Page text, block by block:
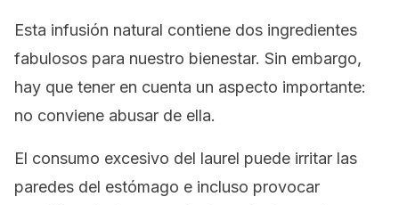
Esta infusión natural contiene dos ingredientes
fabulosos para nuestro bienestar. Sin embargo,
hay que tener en cuenta un aspecto importante:
no conviene abusar de ella.
El consumo excesivo del laurel puede irritar las
paredes del estómago e incluso provocar